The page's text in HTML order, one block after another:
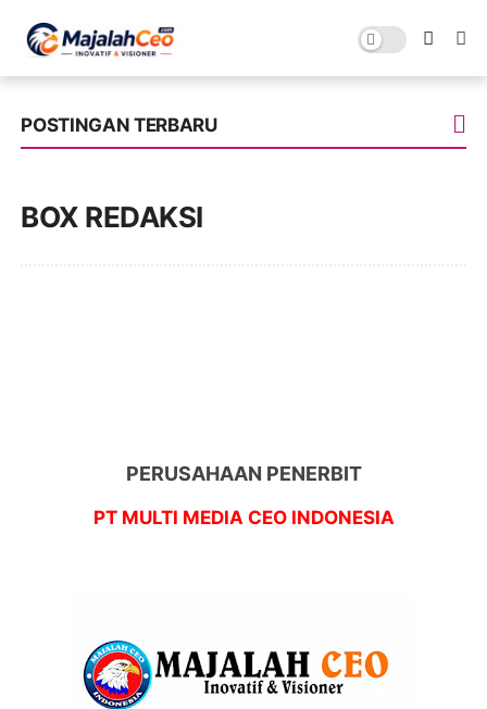
POSTINGAN TERBARU
BOX REDAKSI
PERUSAHAAN PENERBIT
PT MULTI MEDIA CEO INDONESIA